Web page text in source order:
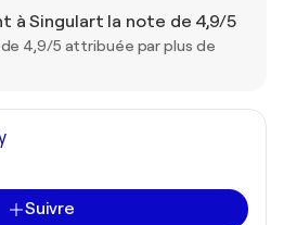
à Singulart la note de 4,9/5
4,9/5 attribuée par plus de
Suivre